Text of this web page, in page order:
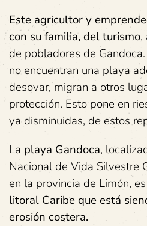
Este agricultor y
con su familia, del turismo,
de pobladores de
no encuentran una playa
desovar, migran a otros
protección. Esto pone en
ya disminuidas, de estos
La playa Gandoca,
Nacional de Vida Silvestre
en la provincia de Limón, es
litoral Caribe que está
erosión costera.